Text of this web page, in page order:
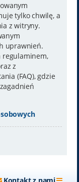
tylko chwilę, a
z witryny.
uprawnień.
regulaminem,
z
(FAQ), gdzie
Kontakt z nami